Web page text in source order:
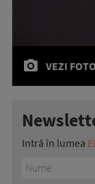
VEZI FOTO
Intră în lumea